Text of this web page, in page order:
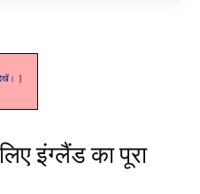
इंग्लैंड का पूरा